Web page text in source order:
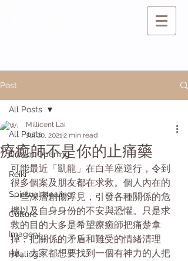
Post
All Posts
Dream Opening
Reiki
Spiritual Healing
Culture
Imagery
Healing
All Posts
療癒師不是你的止痛藥
Millicent Lai
Jul 20, 20212 min read
可能最近「凱龍」在白羊座逆行，令到
很多個案及朋友都在求救。個人內在的
一些深層創傷浮見，引發各種關係的危
機以及自身身份的不安與恐懼。只是求
救的目的大多是希望療癒師把痛楚拿
掉，把關係的矛盾和難受的情緒清理
掉。大家都想要找到一個有神力的人把